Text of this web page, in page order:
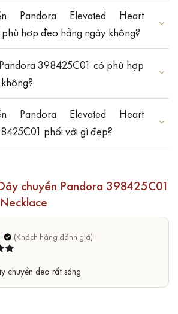
Pandora Elevated Heart
hợp đeo hằng ngày không?
398425C01 có phù hợp
Pandora Elevated Heart
phối với gì đẹp?
chuyền Pandora 398425C01
5chuyền đeo rất sáng